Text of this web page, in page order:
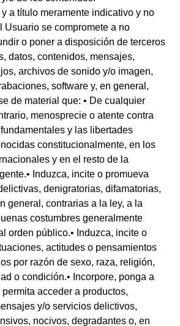
y a título meramente indicativo y no
Usuario se compromete a no
o poner a disposición de terceros
datos, contenidos, mensajes,
archivos de sonido y/o imagen,
software y, en general,
de material que: • De cualquier
menosprecie o atente contra
y las libertades
constitucionalmente, en los
y en el resto de la
Induzca, incite o promueva
denigratorias, difamatorias,
general, contrarias a la ley, a la
costumbres generalmente
orden público.• Induzca, incite o
actitudes o pensamientos
por razón de sexo, raza, religión,
o condición.• Incorpore, ponga a
acceder a productos,
y/o servicios delictivos,
nocivos, degradantes o, en